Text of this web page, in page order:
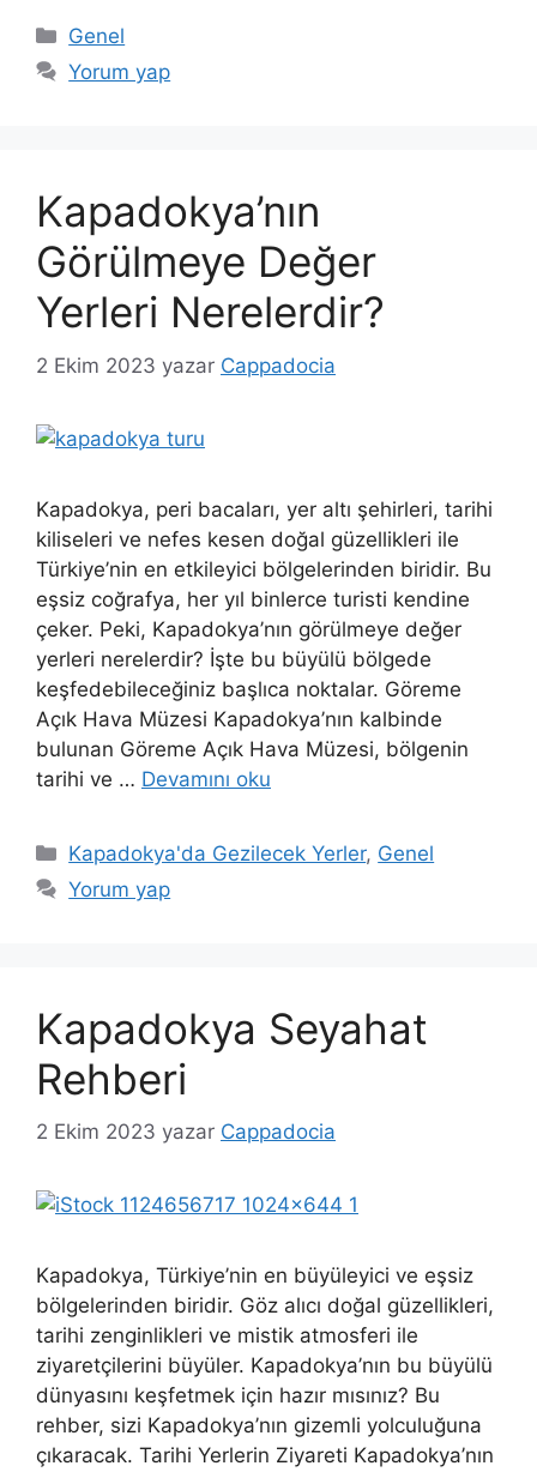
Kategoriler
Genel
Yorum yap
Kapadokya’nın
Görülmeye Değer
Yerleri Nerelerdir?
2 Ekim 2023 yazar Cappadocia
Kapadokya, peri bacaları, yer altı şehirleri, tarihi
kiliseleri ve nefes kesen doğal güzellikleri ile
Türkiye’nin en etkileyici bölgelerinden biridir. Bu
eşsiz coğrafya, her yıl binlerce turisti kendine
çeker. Peki, Kapadokya’nın görülmeye değer
yerleri nerelerdir? İşte bu büyülü bölgede
keşfedebileceğiniz başlıca noktalar. Göreme
Açık Hava Müzesi Kapadokya’nın kalbinde
bulunan Göreme Açık Hava Müzesi, bölgenin
tarihi ve … Devamını oku
Kategoriler
Kapadokya'da Gezilecek Yerler, Genel
Yorum yap
Kapadokya Seyahat
Rehberi
2 Ekim 2023 yazar Cappadocia
Kapadokya, Türkiye’nin en büyüleyici ve eşsiz
bölgelerinden biridir. Göz alıcı doğal güzellikleri,
tarihi zenginlikleri ve mistik atmosferi ile
ziyaretçilerini büyüler. Kapadokya’nın bu büyülü
dünyasını keşfetmek için hazır mısınız? Bu
rehber, sizi Kapadokya’nın gizemli yolculuğuna
çıkaracak. Tarihi Yerlerin Ziyareti Kapadokya’nın